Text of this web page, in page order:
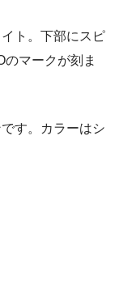
ト。下部にスピ
マークが刻ま
す。カラーはシ